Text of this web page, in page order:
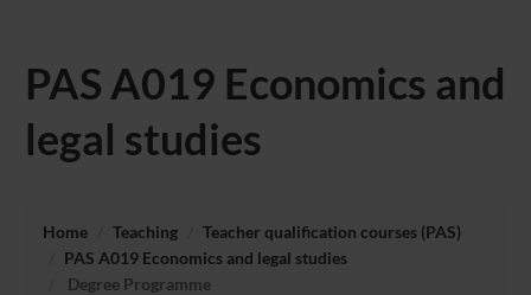
PAS A019 Economics and
legal studies
Home Teaching
Teacher qualification courses (PAS)
PAS A019 Economics and legal studies
Degree Programme